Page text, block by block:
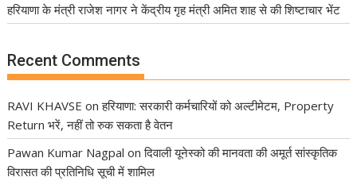
हरियाणा के मंत्री राजेश नागर ने केंद्रीय गृह मंत्री अमित शाह से की शिष्टाचार भेंट
Recent Comments
RAVI KHAVSE onहरियाणा: सरकारी कर्मचारियों को अल्टीमेटम, Property
Return भरें, नहीं तो रुक सकता है वेतन
Pawan Kumar Nagpal onदिवाली यूनेस्को की मानवता की अमूर्त सांस्कृतिक
विरासत की प्रतिनिधि सूची में शामिल